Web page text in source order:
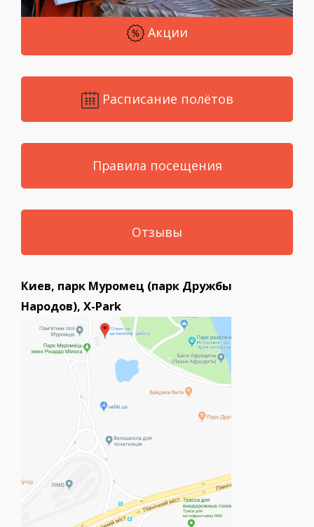
Акции
Расписание полётов
Правила посещения
Отзывы
Киев, парк Муромец (парк Дружбы
Народов), X-Park